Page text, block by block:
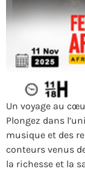
Un voyage au
Plongez dans
musique et des
conteurs venus
la richesse et la